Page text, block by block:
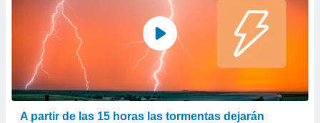
A partir de las 15 horas las tormentas dejarán